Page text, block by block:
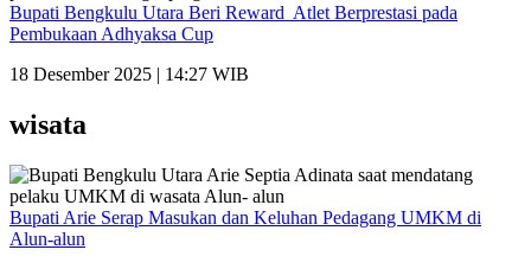
Bupati Bengkulu Utara Beri Reward Atlet Berprestasi pada
Pembukaan Adhyaksa Cup
18 Desember 2025 | 14:27 WIB
wisata
Bupati Arie Serap Masukan dan Keluhan Pedagang UMKM di
Alun-alun